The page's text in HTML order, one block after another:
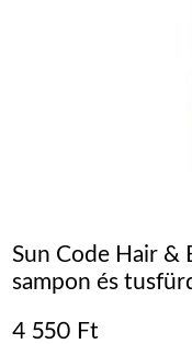
Sun Code Hair &
sampon és
4 550 Ft